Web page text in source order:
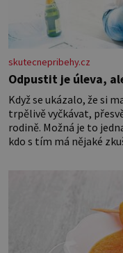
skutecnepribehy.cz
Odpustit je úleva,
Když se ukázalo, že si
trpělivě vyčkávat,
rodině. Možná je to
kdo s tím má nějaké